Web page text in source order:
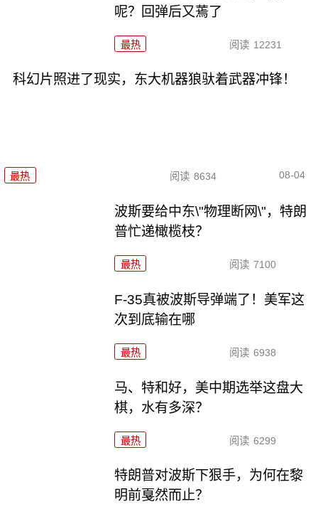
呢？回弹后又蔫了
最热 阅读 12231
科幻片照进了现实，东大机器狼驮着武器冲锋！
最热 阅读 8634 08-04
波斯要给中东\"物理断网\"，特朗
普忙递橄榄枝？
最热 阅读 7100
F-35真被波斯导弹端了！美军这
次到底输在哪
最热 阅读 6938
马、特和好，美中期选举这盘大
棋，水有多深？
最热 阅读 6299
特朗普对波斯下狠手，为何在黎
明前戛然而止？